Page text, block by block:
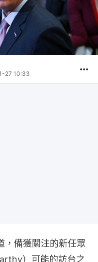
27 10:33
，備獲關注的新任眾
）可能的訪台之